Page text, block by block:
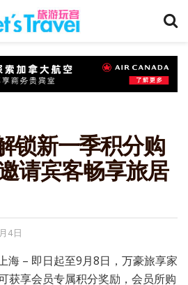
锁新一季积分购
请宾客畅享旅居
4日
海 – 即日起至9月8日，万豪旅享家
获享会员专属积分奖励，会员所购